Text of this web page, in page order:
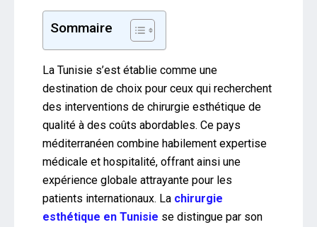
Sommaire
La Tunisie s’est établie comme une
destination de choix pour ceux qui recherchent
des interventions de chirurgie esthétique de
qualité à des coûts abordables. Ce pays
méditerranéen combine habilement expertise
médicale et hospitalité, offrant ainsi une
expérience globale attrayante pour les
patients internationaux. La chirurgie
esthétique en Tunisie se distingue par son